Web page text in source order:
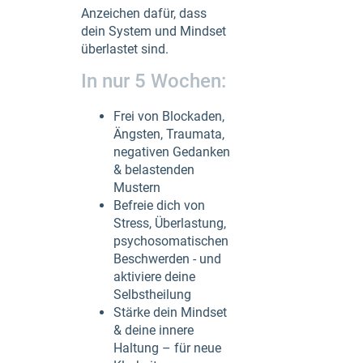
Anzeichen dafür, dass
dein System und Mindset
überlastet sind.
In nur 5 Wochen:
Frei von Blockaden,
Ängsten, Traumata,
negativen Gedanken
& belastenden
Mustern
Befreie dich von
Stress, Überlastung,
psychosomatischen
Beschwerden - und
aktiviere deine
Selbstheilung
Stärke dein Mindset
& deine innere
Haltung – für neue